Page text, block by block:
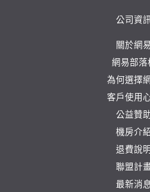
公司資訊
關於網易
網易部落
為何選擇
客戶使用
公益贊
機房介
退費說明
聯盟計
最新消息